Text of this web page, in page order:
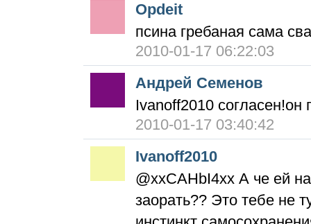
Opdeit
псина гребаная сама
2010-01-17 06:22:03
Андрей Семенов
Ivanoff2010 согласен!он
2010-01-17 03:40:42
Ivanoff2010
@xxCAHbI4xx А че ей
заорать?? Это тебе не